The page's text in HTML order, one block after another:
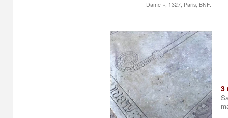
Dame », 1327, Paris, BNF.
3